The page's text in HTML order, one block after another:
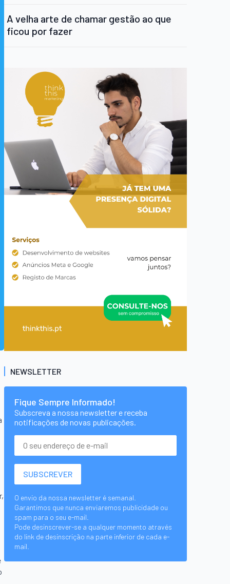
A velha arte de chamar gestão ao que
ficou por fazer
NEWSLETTER
Fique Sempre Informado!
Subscreva a nossa newsletter e receba
notificações de novas publicações.
O envio da nossa newsletter é semanal.
Garantimos que nunca enviaremos publicidade ou
spam para o seu e-mail.
Pode desinscrever-se a qualquer momento através
do link de desinscrição na parte inferior de cada e-
mail.